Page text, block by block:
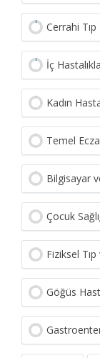
Cerrahi
İç
Kadın
Temel
Bilgisayar
Çocuk
Fiziksel
Göğüs